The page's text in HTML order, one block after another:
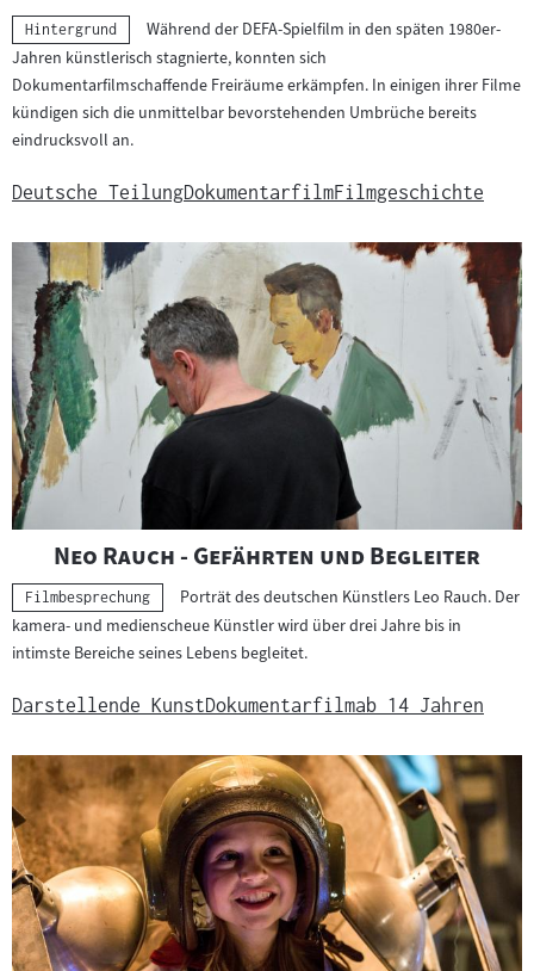
Kategorie:
Hintergrund
Während der DEFA-Spielfilm in den späten 1980er-
Jahren künstlerisch stagnierte, konnten sich
Dokumentarfilmschaffende Freiräume erkämpfen. In einigen ihrer Filme
kündigen sich die unmittelbar bevorstehenden Umbrüche bereits
eindrucksvoll an.
Deutsche TeilungDokumentarfilmFilmgeschichte
"
Neo Rauch - Gefährten und Begleiter
Kategorie:
Filmbesprechung
Porträt des deutschen Künstlers Leo Rauch. Der
kamera- und medienscheue Künstler wird über drei Jahre bis in
intimste Bereiche seines Lebens begleitet.
Darstellende KunstDokumentarfilmab 14 Jahren